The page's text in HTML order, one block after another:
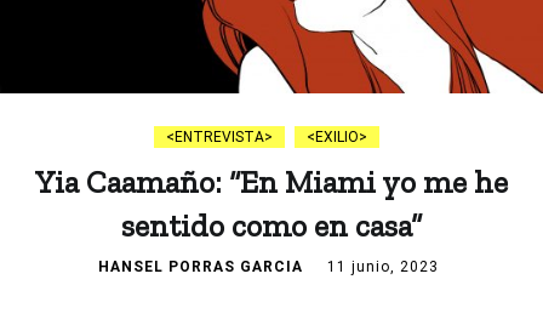
ENTREVISTA EXILIO
Yia Caamaño: “En Miami yo me he
sentido como en casa”
HANSEL PORRAS GARCIA 11 junio, 2023